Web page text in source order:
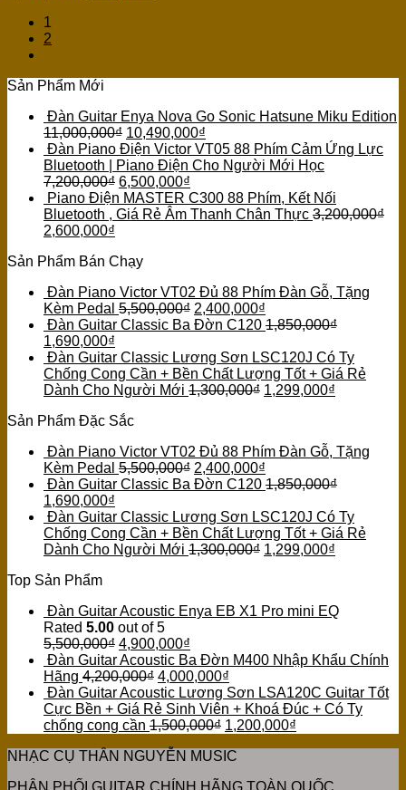
1
2
Sản Phẩm Mới
Đàn Guitar Enya Nova Go Sonic Hatsune Miku Edition
11,000,000₫ 10,490,000₫
Đàn Piano Điện Victor VT05 88 Phím Cảm Ứng Lực
Bluetooth | Piano Điện Cho Người Mới Học
7,200,000₫ 6,500,000₫
Piano Điện MASTER C300 88 Phím, Kết Nối
Bluetooth , Giá Rẻ Âm Thanh Chân Thực 3,200,000₫
2,600,000₫
Sản Phẩm Bán Chạy
Đàn Piano Victor VT02 Đủ 88 Phím Đàn Gỗ, Tặng
Kèm Pedal 5,500,000₫ 2,400,000₫
Đàn Guitar Classic Ba Đờn C120 1,850,000₫
1,690,000₫
Đàn Guitar Classic Lương Sơn LSC120J Có Ty
Chống Cong Cần + Bền Chất Lượng Tốt + Giá Rẻ
Dành Cho Người Mới 1,300,000₫ 1,299,000₫
Sản Phẩm Đặc Sắc
Đàn Piano Victor VT02 Đủ 88 Phím Đàn Gỗ, Tặng
Kèm Pedal 5,500,000₫ 2,400,000₫
Đàn Guitar Classic Ba Đờn C120 1,850,000₫
1,690,000₫
Đàn Guitar Classic Lương Sơn LSC120J Có Ty
Chống Cong Cần + Bền Chất Lượng Tốt + Giá Rẻ
Dành Cho Người Mới 1,300,000₫ 1,299,000₫
Top Sản Phẩm
Đàn Guitar Acoustic Enya EB X1 Pro mini EQ
Rated 5.00 out of 5
5,500,000₫ 4,900,000₫
Đàn Guitar Acoustic Ba Đờn M400 Nhập Khẩu Chính
Hãng 4,200,000₫ 4,000,000₫
Đàn Guitar Acoustic Lương Sơn LSA120C Guitar Tốt
Cực Bền + Giá Rẻ Sinh Viên + Khoá Đúc + Có Ty
chống cong cần 1,500,000₫ 1,200,000₫
NHẠC CỤ THÂN NGUYỄN MUSIC
PHÂN PHỐI GUITAR CHÍNH HÃNG TOÀN QUỐC